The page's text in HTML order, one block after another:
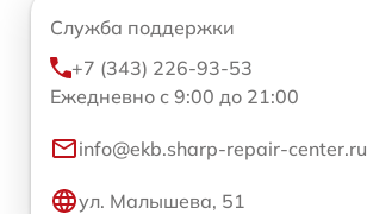
Служба поддержки
+7 (343) 226-93-53
Ежедневно с 9:00 до 21:00
info@ekb.sharp-repair-center.ru
ул. Малышева, 51